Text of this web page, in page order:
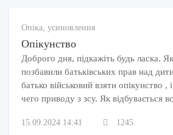
Опіка, усиновлення
Опікунство
Доброго дня, підкажіть будь ласка.
позбавили батьківських прав над
батько військовий взяти опікунство ,
чего приводу з зсу. Як відбувається
15.09.2024 14:41 1245